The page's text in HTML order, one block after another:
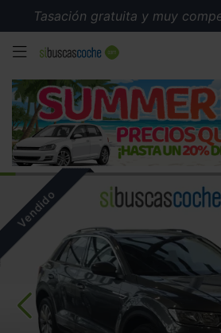
Tasación gratuita y muy
MENÚ